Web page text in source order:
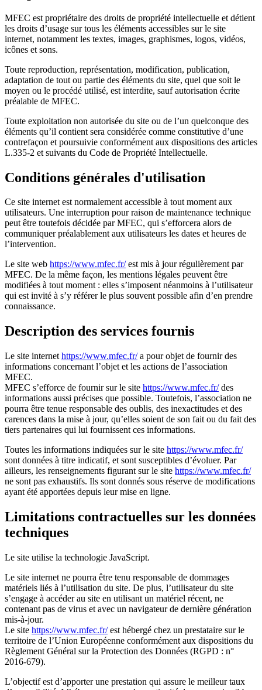
MFEC est propriétaire des droits de propriété intellectuelle et détient
les droits d’usage sur tous les éléments accessibles sur le site
internet, notamment les textes, images, graphismes, logos, vidéos,
icônes et sons.
Toute reproduction, représentation, modification, publication,
adaptation de tout ou partie des éléments du site, quel que soit le
moyen ou le procédé utilisé, est interdite, sauf autorisation écrite
préalable de MFEC.
Toute exploitation non autorisée du site ou de l’un quelconque des
éléments qu’il contient sera considérée comme constitutive d’une
contrefaçon et poursuivie conformément aux dispositions des articles
L.335-2 et suivants du Code de Propriété Intellectuelle.
Conditions générales d'utilisation
Ce site internet est normalement accessible à tout moment aux
utilisateurs. Une interruption pour raison de maintenance technique
peut être toutefois décidée par MFEC, qui s’efforcera alors de
communiquer préalablement aux utilisateurs les dates et heures de
l’intervention.
Le site web https://www.mfec.fr/est mis à jour régulièrement par
MFEC. De la même façon, les mentions légales peuvent être
modifiées à tout moment : elles s’imposent néanmoins à l’utilisateur
qui est invité à s’y référer le plus souvent possible afin d’en prendre
connaissance.
Description des services fournis
Le site internet https://www.mfec.fr/a pour objet de fournir des
informations concernant l’objet et les actions de l’association
MFEC.
MFEC s’efforce de fournir sur le site https://www.mfec.fr/des
informations aussi précises que possible. Toutefois, l’association ne
pourra être tenue responsable des oublis, des inexactitudes et des
carences dans la mise à jour, qu’elles soient de son fait ou du fait des
tiers partenaires qui lui fournissent ces informations.
Toutes les informations indiquées sur le site https://www.mfec.fr/
sont données à titre indicatif, et sont susceptibles d’évoluer. Par
ailleurs, les renseignements figurant sur le site https://www.mfec.fr/
ne sont pas exhaustifs. Ils sont donnés sous réserve de modifications
ayant été apportées depuis leur mise en ligne.
Limitations contractuelles sur les données
techniques
Le site utilise la technologie JavaScript.
Le site internet ne pourra être tenu responsable de dommages
matériels liés à l’utilisation du site. De plus, l’utilisateur du site
s’engage à accéder au site en utilisant un matériel récent, ne
contenant pas de virus et avec un navigateur de dernière génération
mis-à-jour.
Le site https://www.mfec.fr/est hébergé chez un prestataire sur le
territoire de l’Union Européenne conformément aux dispositions du
Règlement Général sur la Protection des Données (RGPD : n°
2016-679).
L’objectif est d’apporter une prestation qui assure le meilleur taux